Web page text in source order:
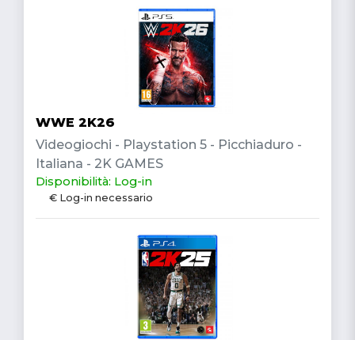
WWE 2K26
Videogiochi - Playstation 5 - Picchiaduro -
Italiana - 2K GAMES
Disponibilità: Log-in
€ Log-in necessario